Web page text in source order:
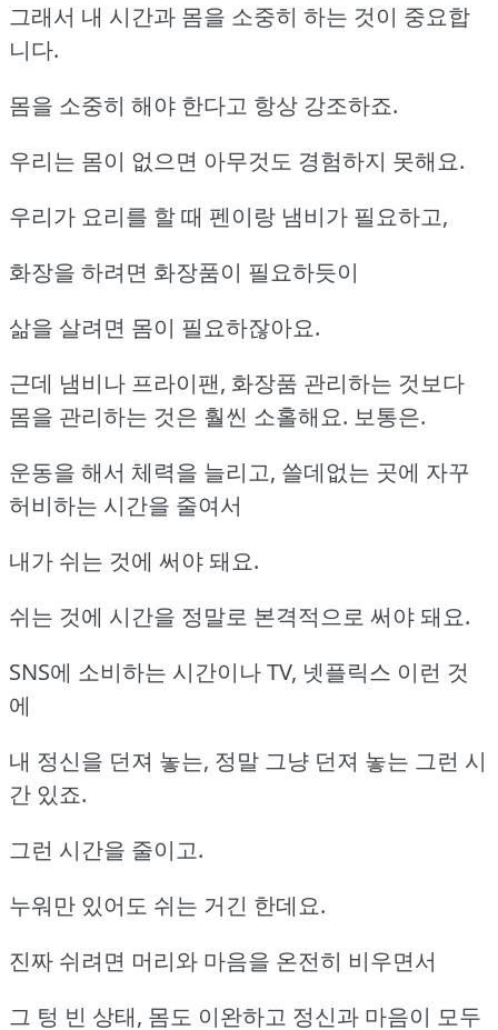
그래서 내 시간과 몸을 소중히 하는 것이 중요합
니다.
몸을 소중히 해야 한다고 항상 강조하죠.
우리는 몸이 없으면 아무것도 경험하지 못해요.
우리가 요리를 할 때 펜이랑 냄비가 필요하고,
화장을 하려면 화장품이 필요하듯이
삶을 살려면 몸이 필요하잖아요.
근데 냄비나 프라이팬, 화장품 관리하는 것보다
몸을 관리하는 것은 훨씬 소홀해요. 보통은.
운동을 해서 체력을 늘리고, 쓸데없는 곳에 자꾸
허비하는 시간을 줄여서
내가 쉬는 것에 써야 돼요.
쉬는 것에 시간을 정말로 본격적으로 써야 돼요.
SNS에 소비하는 시간이나 TV, 넷플릭스 이런 것
에
내 정신을 던져 놓는, 정말 그냥 던져 놓는 그런 시
간 있죠.
그런 시간을 줄이고.
누워만 있어도 쉬는 거긴 한데요.
진짜 쉬려면 머리와 마음을 온전히 비우면서
그 텅 빈 상태, 몸도 이완하고 정신과 마음이 모두